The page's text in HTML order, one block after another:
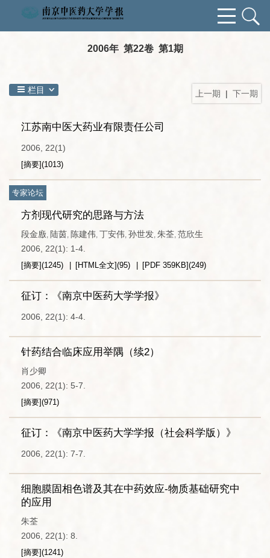
2006年 第22卷 第1期
上一期 | 下一期
栏目
江苏南中医大药业有限责任公司
2006, 22(1)
[摘要](1013)
专家论坛
方剂现代研究的思路与方法
段金廒, 陆茵, 陈建伟, 丁安伟, 孙世发, 朱荃, 范欣生
2006, 22(1): 1-4.
[摘要](1245) [HTML全文](95) [PDF 359KB](249)
征订：《南京中医药大学学报》
2006, 22(1): 4-4.
针药结合临床应用举隅（续2）
肖少卿
2006, 22(1): 5-7.
[摘要](971)
征订：《南京中医药大学学报（社会科学版）》
2006, 22(1): 7-7.
细胞膜固相色谱及其在中药效应-物质基础研究中
的应用
朱荃
2006, 22(1): 8.
[摘要](1241)